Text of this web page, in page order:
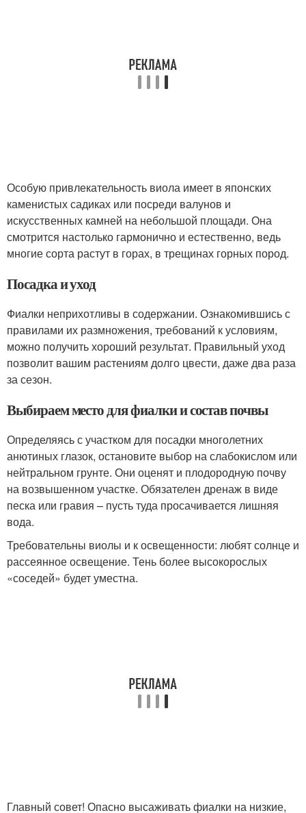
Особую привлекательность виола имеет в японских
каменистых садиках или посреди валунов и
искусственных камней на небольшой площади. Она
смотрится настолько гармонично и естественно, ведь
многие сорта растут в горах, в трещинах горных пород.
Посадка и уход
Фиалки неприхотливы в содержании. Ознакомившись с
правилами их размножения, требований к условиям,
можно получить хороший результат. Правильный уход
позволит вашим растениям долго цвести, даже два раза
за сезон.
Выбираем место для фиалки и состав почвы
Определяясь с участком для посадки многолетних
анютиных глазок, остановите выбор на слабокислом или
нейтральном грунте. Они оценят и плодородную почву
на возвышенном участке. Обязателен дренаж в виде
песка или гравия – пусть туда просачивается лишняя
вода.
Требовательны виолы и к освещенности: любят солнце и
рассеянное освещение. Тень более высокорослых
«соседей» будет уместна.
Главный совет! Опасно высаживать фиалки на низкие,